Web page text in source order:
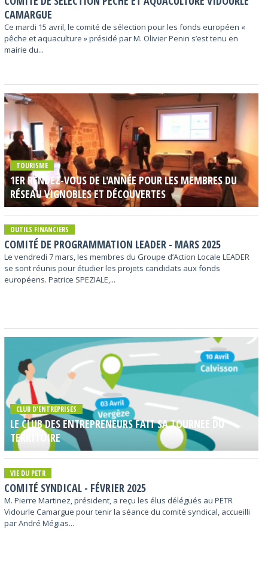
CAMARGUE
Ce mardi 15 avril, le comité de sélection pour les fonds européen «
pêche et aquaculture » présidé par M. Olivier Penin s’est tenu en
mairie du...
TOURISME
1ER RENDEZ-VOUS DE L'ANNÉE POUR LES MEMBRES DU
RÉSEAU VIGNOBLES ET DÉCOUVERTES
OUTILS FINANCIERS
COMITÉ DE PROGRAMMATION LEADER - MARS 2025
Le vendredi 7 mars, les membres du Groupe d’Action Locale LEADER
se sont réunis pour étudier les projets candidats aux fonds
européens. Patrice SPEZIALE,...
CLUB D'ENTREPRISES
LE CLUB DES ENTREPRENEURS FAIT SA TOURNEE DU
TERRITOIRE
VIE DU PETR
COMITÉ SYNDICAL - FÉVRIER 2025
M. Pierre Martinez, président, a reçu les élus délégués au PETR
Vidourle Camargue pour tenir la séance du comité syndical, accueilli
par André Mégias...